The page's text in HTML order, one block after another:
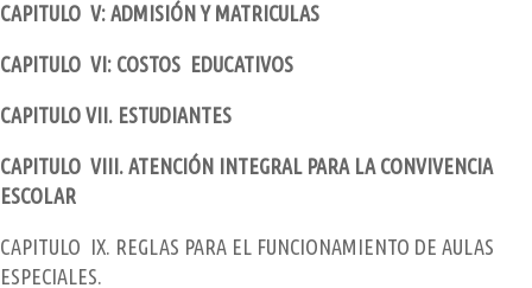
CAPITULO V: ADMISIÓN Y MATRICULAS
CAPITULO VI: COSTOS EDUCATIVOS
CAPITULO VII. ESTUDIANTES
CAPITULO VIII. ATENCIÓN INTEGRAL PARA LA CONVIVENCIA
ESCOLAR
CAPITULO IX. REGLAS PARA EL FUNCIONAMIENTO DE AULAS
ESPECIALES.